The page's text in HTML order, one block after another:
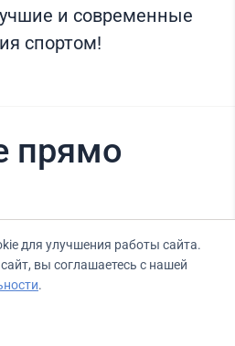
и современные
спортом!
прямо
Сообщите нам
для Вас выгодные
для улучшения работы сайта.
вы соглашаетесь с нашей
.